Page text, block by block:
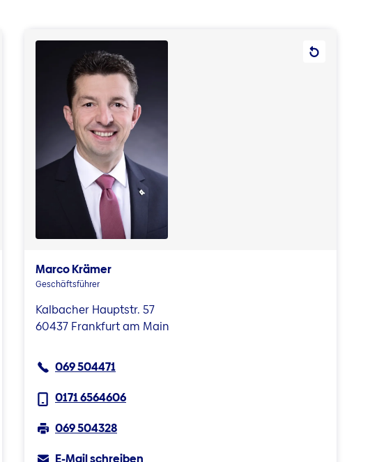
Marco Krämer
Geschäftsführer
Kalbacher Hauptstr. 57
60437 Frankfurt am Main
069 504471
0171 6564606
069 504328
E-Mail schreiben